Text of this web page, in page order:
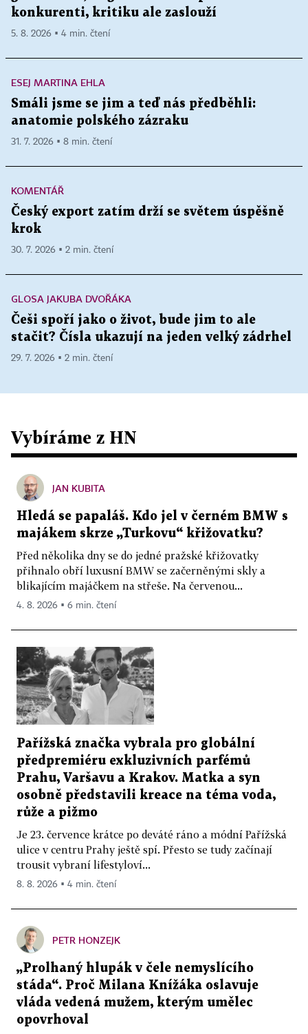
konkurenti, kritiku ale zaslouží
5. 8. 2026 ▪ 4 min. čtení
ESEJ MARTINA EHLA
Smáli jsme se jim a teď nás předběhli:
anatomie polského zázraku
31. 7. 2026 ▪ 8 min. čtení
KOMENTÁŘ
Český export zatím drží se světem úspěšně
krok
30. 7. 2026 ▪ 2 min. čtení
GLOSA JAKUBA DVOŘÁKA
Češi spoří jako o život, bude jim to ale
stačit? Čísla ukazují na jeden velký zádrhel
29. 7. 2026 ▪ 2 min. čtení
Vybíráme z HN
JAN KUBITA
Hledá se papaláš. Kdo jel v černém BMW s
majákem skrze „Turkovu“ křižovatku?
Před několika dny se do jedné pražské křižovatky
přihnalo obří luxusní BMW se začerněnými skly a
blikajícím majáčkem na střeše. Na červenou...
4. 8. 2026 ▪ 6 min. čtení
Pařížská značka vybrala pro globální
předpremiéru exkluzivních parfémů
Prahu, Varšavu a Krakov. Matka a syn
osobně představili kreace na téma voda,
růže a pižmo
Je 23. července krátce po deváté ráno a módní Pařížská
ulice v centru Prahy ještě spí. Přesto se tudy začínají
trousit vybraní lifestyloví...
8. 8. 2026 ▪ 4 min. čtení
PETR HONZEJK
„Prolhaný hlupák v čele nemyslícího
stáda“. Proč Milana Knížáka oslavuje
vláda vedená mužem, kterým umělec
opovrhoval